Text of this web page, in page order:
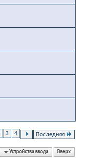
3 4 Последняя
Устройства ввода Вверх